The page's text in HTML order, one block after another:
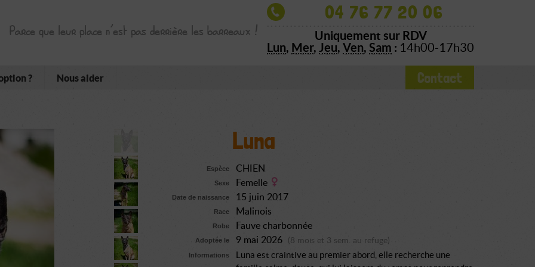
Parce que leur place n’est pas derrière les barreaux !
04 76 77 20 06
Uniquement sur RDV
Lun, Mer, Jeu, Ven, Sam : 14h00-17h30
? Nous aider Contact
Luna
Espèce CHIEN
Sexe Femelle
Date de naissance 15 juin 2017
Race Malinois
Robe Fauve charbonnée
Adoptée le 9 mai 2026 (8 mois et 3 sem. au refuge)
Informations
Luna est craintive au premier abord, elle recherche une